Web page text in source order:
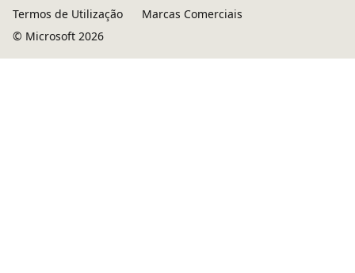
Termos de Utilização
Marcas Comerciais
© Microsoft 2026